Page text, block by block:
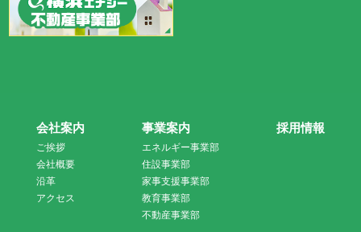
会社案内
ご挨拶
会社概要
沿革
アクセス
事業案内
エネルギー事業部
住設事業部
家事支援事業部
教育事業部
不動産事業部
採用情報